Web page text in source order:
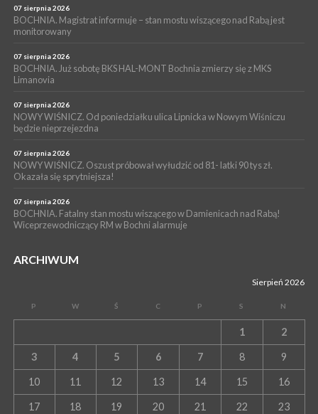
Z BOCHNI NA JASNĄ GÓRĘ. Drugi dzień wędrówki [ZDJĘCIA]
WYDARZENIA
NASZ NEWS. Powstał Komitet Ochrony Ładu
Przestrzennego Miasta Bochnia. To odpowiedź na działania
magistratu
07 sierpnia 2026
BOCHNIA. Magistrat informuje – stan mostu wiszącego nad Rabą jest
monitorowany
07 sierpnia 2026
BOCHNIA. Już sobotę BKS HAL-MONT Bochnia zmierzy się z MKS
Limanovia
07 sierpnia 2026
NOWY WIŚNICZ. Od poniedziałku ulica Lipnicka w Nowym Wiśniczu
będzie nieprzejezdna
07 sierpnia 2026
NOWY WIŚNICZ. Oszust próbował wyłudzić od 81- latki 90 tys zł.
Okazała się sprytniejsza!
07 sierpnia 2026
BOCHNIA. Fatalny stan mostu wiszącego w Damienicach nad Rabą!
Wiceprzewodniczący RM w Bochni alarmuje
ARCHIWUM
Sierpień 2026
P W Ś C P S N
1 2
3 4 5 6 7 8 9
10 11 12 13 14 15 16
17 18 19 20 21 22 23